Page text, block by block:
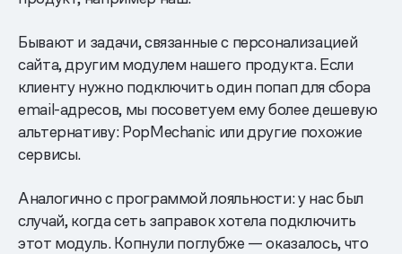
Бывают и задачи, связанные с персонализацией
сайта, другим модулем нашего продукта. Если
клиенту нужно подключить один попап для сбора
email-адресов, мы посоветуем ему более дешевую
альтернативу: PopMechanic или другие похожие
сервисы.
Аналогично с программой лояльности: у нас был
случай, когда сеть заправок хотела подключить
этот модуль. Копнули поглубже — оказалось, что